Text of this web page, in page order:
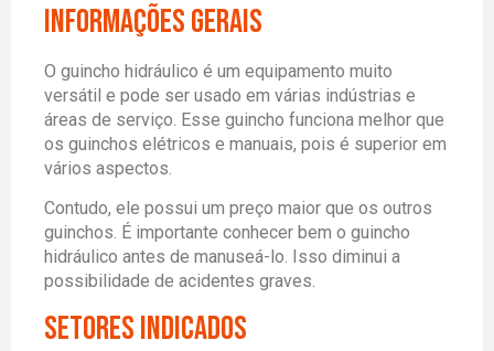
Informações gerais
O guincho hidráulico é um equipamento muito
versátil e pode ser usado em várias indústrias e
áreas de serviço. Esse guincho funciona melhor que
os guinchos elétricos e manuais, pois é superior em
vários aspectos.
Contudo, ele possui um preço maior que os outros
guinchos. É importante conhecer bem o guincho
hidráulico antes de manuseá-lo. Isso diminui a
possibilidade de acidentes graves.
Setores indicados